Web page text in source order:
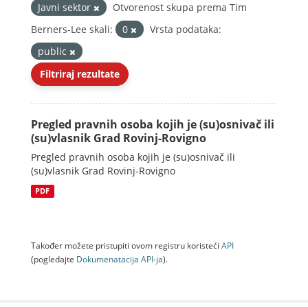
Javni sektor
Otvorenost skupa prema Tim
Berners-Lee skali:
0
Vrsta podataka:
public
Filtriraj rezultate
Pregled pravnih osoba kojih je (su)osnivač ili
(su)vlasnik Grad Rovinj-Rovigno
Pregled pravnih osoba kojih je (su)osnivač ili
(su)vlasnik Grad Rovinj-Rovigno
PDF
Također možete pristupiti ovom registru koristeći API
(pogledajte Dokumenаtаcijа API-jа).